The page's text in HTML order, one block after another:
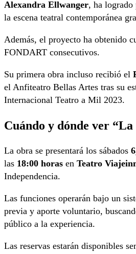
Alexandra Ellwanger, ha logrado
la escena teatral contemporánea
Además, el proyecto ha obtenido
FONDART consecutivos.
Su primera obra incluso recibió el
el Anfiteatro Bellas Artes tras su
Internacional Teatro a Mil 2023.
Cuándo y dónde ver
La obra se presentará los sábados
las 18:00 horas en Teatro
Independencia.
Las funciones operarán bajo un
previa y aporte voluntario,
público a la experiencia.
Las reservas estarán disponibles